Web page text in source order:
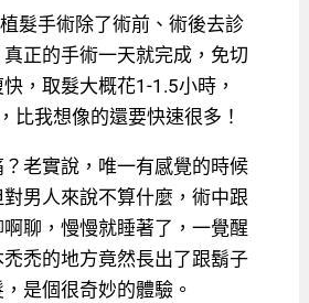
髮手術除了術前、術後去診
正的手術一天就完成，免切
，取髮大概花1-1.5小時，
比我想像的還要快速很多！
老實說，唯一有感覺的時候
男人來說不算什麼，術中跟
聊，慢慢就睡著了，一覺醒
禿的地方竟然長出了跟鬍子
是個很奇妙的體驗。